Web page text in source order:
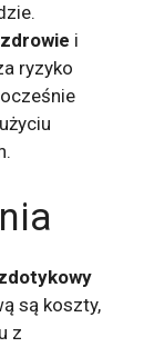
zdrowie i
ryzyko
są koszty,
z